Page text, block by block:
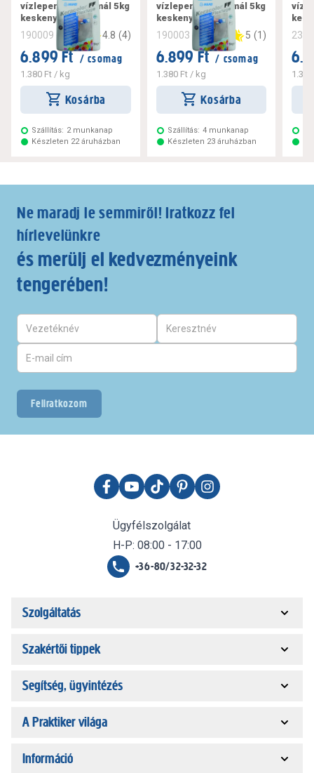
vízlepergető normál 5kg
keskeny fugázó
190009 4.8 (4)
6.899 Ft / csomag
1.380 Ft / kg
Kosárba
Szállítás: 2 munkanap
Készleten 22 áruházban
vízlepergető normál 5kg
keskeny fugázó
190003 5 (1)
6.899 Ft / csomag
1.380 Ft/ kg
Kosárba
Szállítás: 4 munkanap
Készleten 23 áruházban
Ne maradj le semmiről! Iratkozz fel
hírlevelünkre
és merülj el kedvezményeink
tengerében!
Feliratkozom
Ügyfélszolgálat
H-P: 08:00 - 17:00
+36-80/32-32-32
Szolgáltatás
Szakértői tippek
Segítség, ügyintézés
A Praktiker világa
Információ